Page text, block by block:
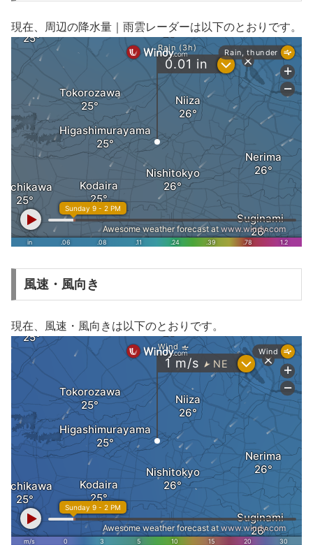
現在、周辺の降水量｜雨雲レーダーは以下のとおりです。
風速・風向き
現在、風速・風向きは以下のとおりです。